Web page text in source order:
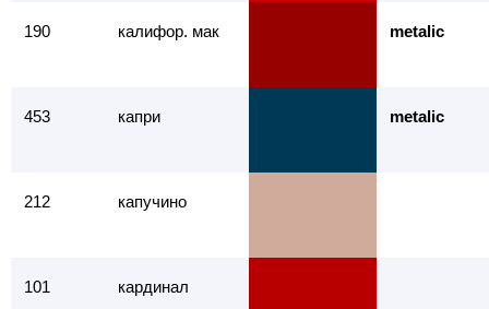
190 калифор. мак metalic
453 капри metalic
212 капучино
101 кардинал